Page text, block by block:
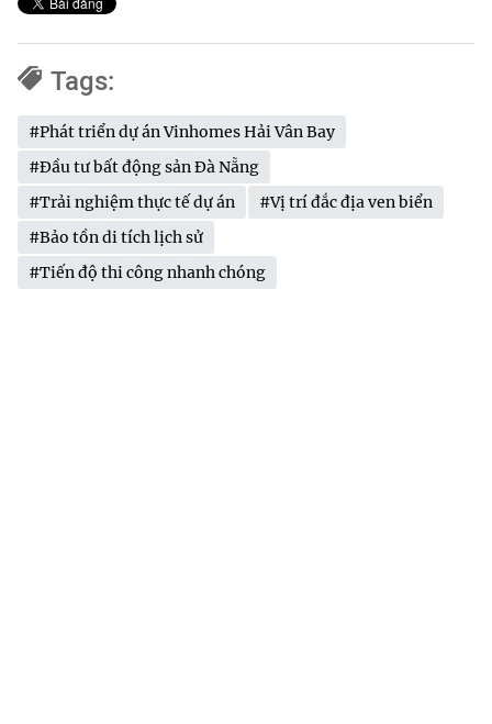
Tags:
#Phát triển dự án Vinhomes Hải Vân Bay
#Đầu tư bất động sản Đà Nẵng
#Trải nghiệm thực tế dự án
#Vị trí đắc địa ven biển
#Bảo tồn di tích lịch sử
#Tiến độ thi công nhanh chóng